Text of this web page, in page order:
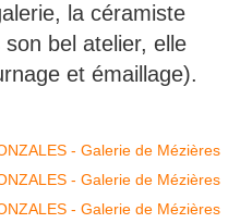
la céramiste
bel atelier, elle
et émaillage).